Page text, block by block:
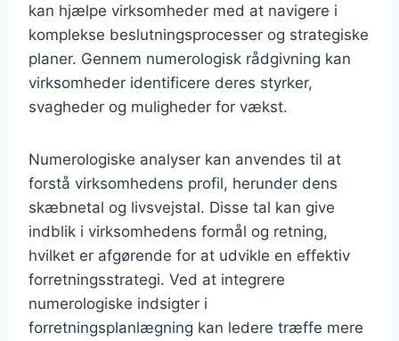
kan hjælpe virksomheder med at navigere i
komplekse beslutningsprocesser og strategiske
planer. Gennem numerologisk rådgivning kan
virksomheder identificere deres styrker,
svagheder og muligheder for vækst.
Numerologiske analyser kan anvendes til at
forstå virksomhedens profil, herunder dens
skæbnetal og livsvejstal. Disse tal kan give
indblik i virksomhedens formål og retning,
hvilket er afgørende for at udvikle en effektiv
forretningsstrategi. Ved at integrere
numerologiske indsigter i
forretningsplanlægning kan ledere træffe mere